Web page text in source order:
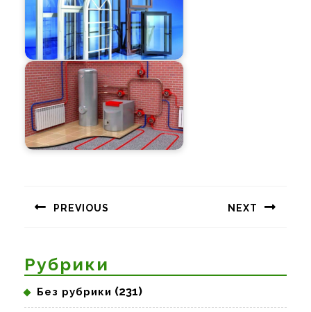
записям
PREVIOUS NEXT
Рубрики
Без рубрики (231)